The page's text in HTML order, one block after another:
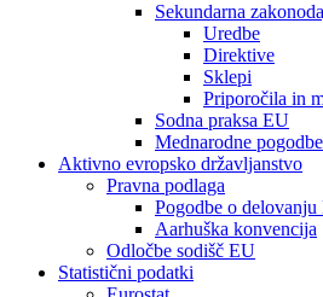
Sekundarna
Uredbe
Direktive
Sklepi
Priporočila in
Sodna praksa EU
Mednarodne
Aktivno evropsko državljanstvo
Pravna podlaga
Pogodbe o delovanju
Aarhuška konvencija
Odločbe sodišč EU
Statistični podatki